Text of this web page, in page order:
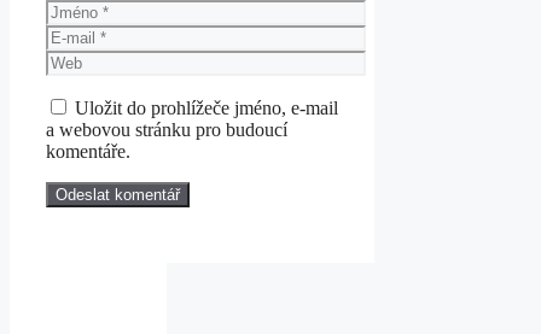
Jméno
E-
mail
Web
Uložit do prohlížeče jméno, e-mail
a webovou stránku pro budoucí
komentáře.